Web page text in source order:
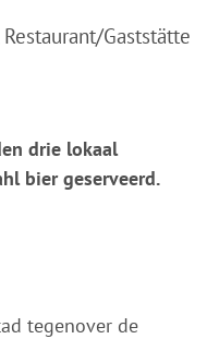
Gaststätte
drie lokaal
bier geserveerd.
tegenover de